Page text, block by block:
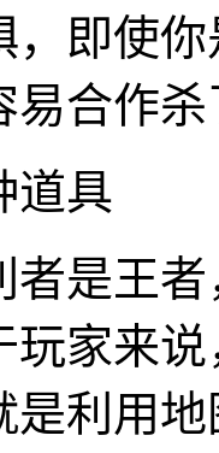
，即使
易合作
道具
者是王
玩家来
是利用